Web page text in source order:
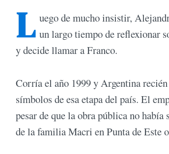
L uego de mucho insistir,
un largo tiempo de reflexionar
y decide llamar a Franco.
Corría el año 1999 y Argentina
símbolos de esa etapa del país. El
pesar de que la obra pública no
de la familia Macri en Punta de Este